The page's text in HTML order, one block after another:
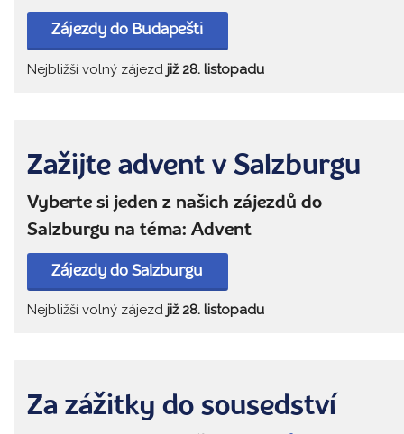
Zájezdy do Budapešti
Nejbližší volný zájezd již 28. listopadu
Zažijte advent v Salzburgu
Vyberte si jeden z našich zájezdů do
Salzburgu na téma: Advent
Zájezdy do Salzburgu
Nejbližší volný zájezd již 28. listopadu
Za zážitky do sousedství